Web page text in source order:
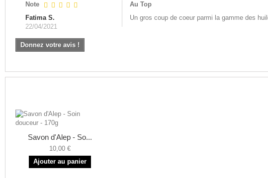
Note
Fatima S.
22/04/2021
Au Top
Un gros coup de coeur parmi la gamme des
Donnez votre avis !
Savon d'Alep - So...
10,00 €
Ajouter au panier